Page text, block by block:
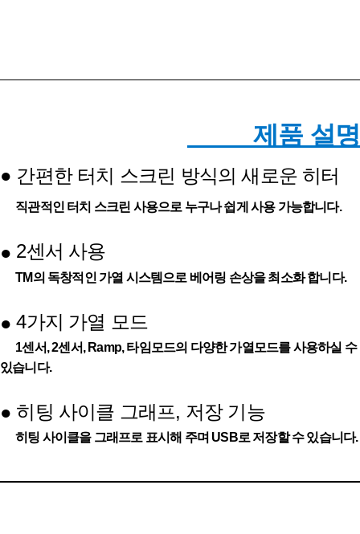
제품 설명
● 간편한 터치 스크린 방식의 새로운 히터
직관적인 터치 스크린 사용으로 누구나 쉽게 사용 가능합니다.
● 2센서 사용
TM의 독창적인 가열 시스템으로 베어링 손상을 최소화 합니다.
● 4가지 가열 모드
1센서, 2센서, Ramp, 타임모드의 다양한 가열모드를 사용하실 수
있습니다.
● 히팅 사이클 그래프, 저장 기능
히팅 사이클을 그래프로 표시해 주며 USB로 저장할 수 있습니다.